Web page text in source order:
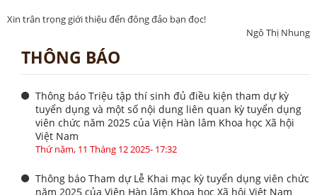
Xin trân trọng giới thiệu đến đông đảo bạn đọc!
Ngô Thị Nhung
THÔNG BÁO
Thông báo Triệu tập thí sinh đủ điều kiện tham dự kỳ
tuyển dụng và một số nội dung liên quan kỳ tuyển dụng
viên chức năm 2025 của Viện Hàn lâm Khoa học Xã hội
Việt Nam
Thứ năm, 11 Tháng 12 2025- 17:32
Thông báo Tham dự Lễ Khai mạc kỳ tuyển dụng viên chức
năm 2025 của Viện Hàn lâm Khoa học Xã hội Việt Nam